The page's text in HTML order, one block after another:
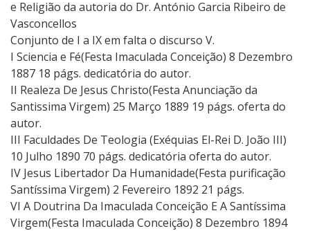
e Religião da autoria do Dr. António Garcia Ribeiro de
Vasconcellos
Conjunto de I a IX em falta o discurso V.
I Sciencia e Fé(Festa Imaculada Conceição) 8 Dezembro
1887 18 págs. dedicatória do autor.
II Realeza De Jesus Christo(Festa Anunciação da
Santissima Virgem) 25 Março 1889 19 págs. oferta do
autor.
III Faculdades De Teologia (Exéquias El-Rei D. João III)
10 Julho 1890 70 págs. dedicatória oferta do autor.
IV Jesus Libertador Da Humanidade(Festa purificação
Santíssima Virgem) 2 Fevereiro 1892 21 págs.
VI A Doutrina Da Imaculada Conceição E A Santíssima
Virgem(Festa Imaculada Conceição) 8 Dezembro 1894